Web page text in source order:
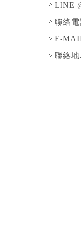
LINE
聯絡
E-
聯絡